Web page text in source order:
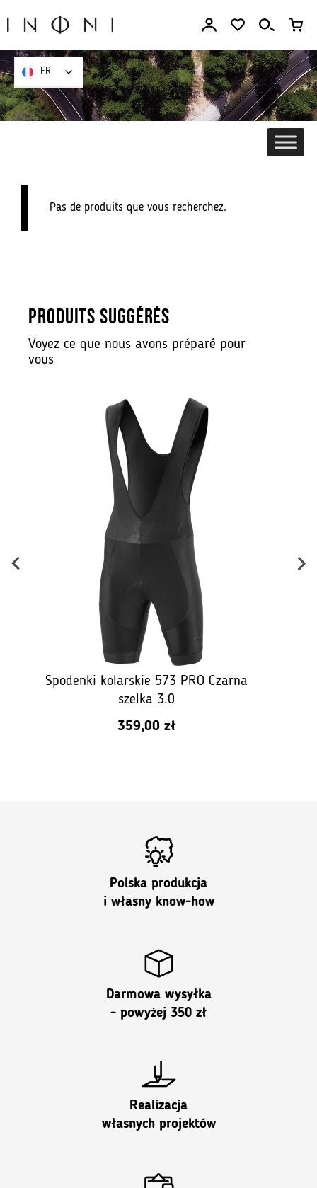
Pas de produits que vous recherchez.
PRODUITS SUGGÉRÉS
Voyez ce que nous avons préparé pour
vous
Spodenki kolarskie 573 PRO Czarna
szelka 3.0
359,00 zł
Polska produkcja
i własny know-how
Darmowa wysyłka
- powyżej 350 zł
Realizacja
własnych projektów
FR
FR